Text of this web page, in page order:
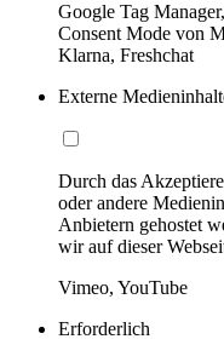
Google Tag
Consent Mode von
Klarna, Freshchat
Externe
Durch das
oder andere
Anbietern gehostet
wir auf dieser
Vimeo, YouTube
Erforderlich